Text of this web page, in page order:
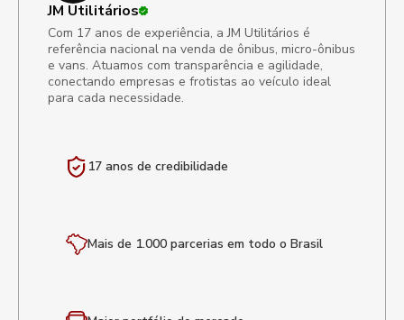
JM Utilitários
Com 17 anos de experiência, a JM Utilitários é
referência nacional na venda de ônibus, micro-ônibus
e vans. Atuamos com transparência e agilidade,
conectando empresas e frotistas ao veículo ideal
para cada necessidade.
17 anos de credibilidade
Mais de 1.000 parcerias em todo o Brasil